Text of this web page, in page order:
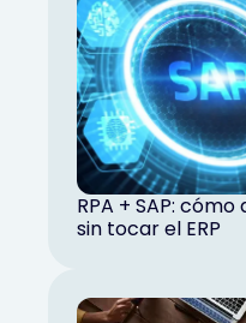
RPA + SAP:
sin tocar el ERP